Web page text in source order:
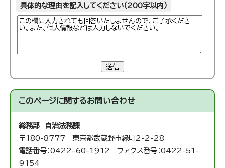
具体的な理由を記入してください（200字以内）
送信
このページに関するお問い合わせ
総務部 自治法務課
〒180-8777 東京都武蔵野市緑町2-2-28
電話番号：0422-60-1912 ファクス番号：0422-51-
9154